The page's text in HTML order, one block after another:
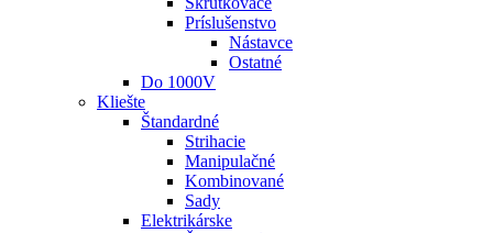
Príslušenstvo
Nástavce
Ostatné
Do 1000V
Kliešte
Štandardné
Strihacie
Manipulačné
Kombinované
Sady
Elektrikárske